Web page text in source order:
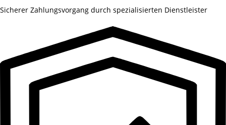
Sicherer Zahlungsvorgang durch spezialisierten Dienstleister